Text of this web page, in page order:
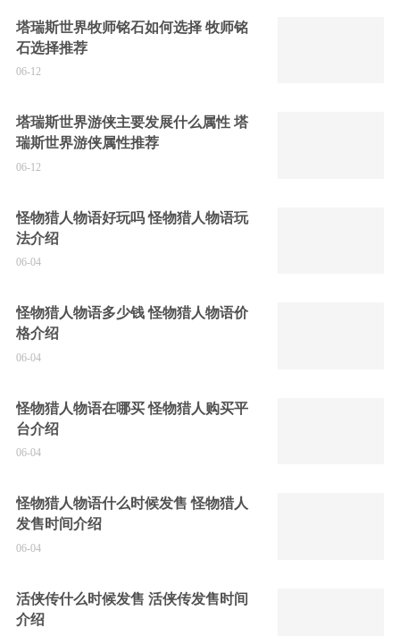
塔瑞斯世界牧师铭石如何选择 牧师铭
石选择推荐
06-12
塔瑞斯世界游侠主要发展什么属性 塔
瑞斯世界游侠属性推荐
06-12
怪物猎人物语好玩吗 怪物猎人物语玩
法介绍
06-04
怪物猎人物语多少钱 怪物猎人物语价
格介绍
06-04
怪物猎人物语在哪买 怪物猎人购买平
台介绍
06-04
怪物猎人物语什么时候发售 怪物猎人
发售时间介绍
06-04
活侠传什么时候发售 活侠传发售时间
介绍